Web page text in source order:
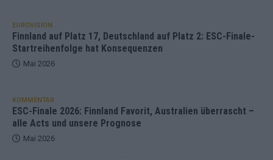
EUROVISION
Finnland auf Platz 17, Deutschland auf Platz 2: ESC-Finale-
Startreihenfolge hat Konsequenzen
Mai 2026
KOMMENTAR
ESC-Finale 2026: Finnland Favorit, Australien überrascht –
alle Acts und unsere Prognose
Mai 2026